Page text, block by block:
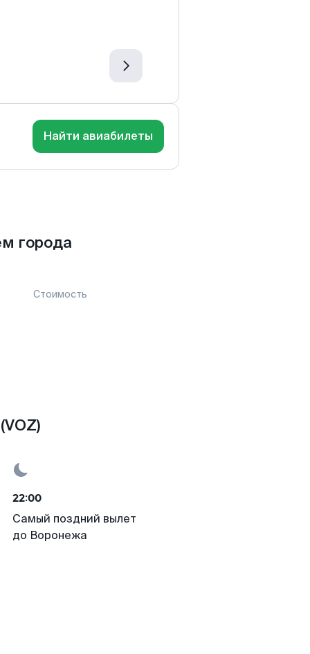
Найти авиабилеты
города
Стоимость
22:00
Самый поздний вылет
до Воронежа